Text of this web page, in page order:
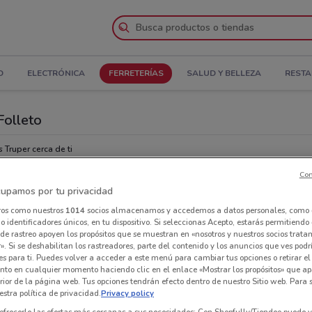
ELECTRÓNICA FERRETERÍAS SALUD Y BELLEZA
Truper cerca de ti
por tu privacidad
como nuestros 1014socios almacenamos y accedemos a datos personales, como
identificadores únicos, en tu dispositivo. Si seleccionas Acepto, estarás
rastreo apoyen los propósitos que se muestran en «nosotros y nuestros socios
Si se deshabilitan los rastreadores, parte del contenido y los anuncios que ves
para ti. Puedes volver a acceder a este menú para cambiar tus opciones o retirar el
en cualquier momento haciendo clic en el enlace «Mostrar los propósitos» que
de la página web. Tus opciones tendrán efecto dentro de nuestro Sitio web. Para
política de privacidad.Privacy policy